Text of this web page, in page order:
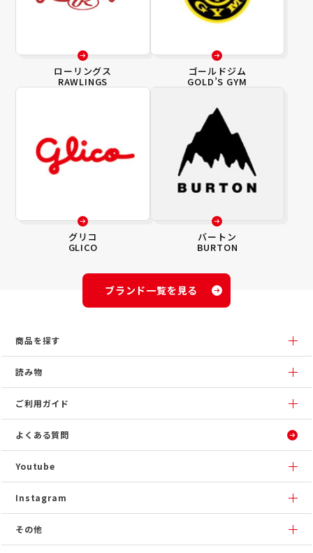
ローリングス
RAWLINGS
ゴールドジム
GOLD’S GYM
グリコ
GLICO
バートン
BURTON
ブランド一覧を見る
商品を探す
読み物
ご利用ガイド
よくある質問
Youtube
Instagram
その他